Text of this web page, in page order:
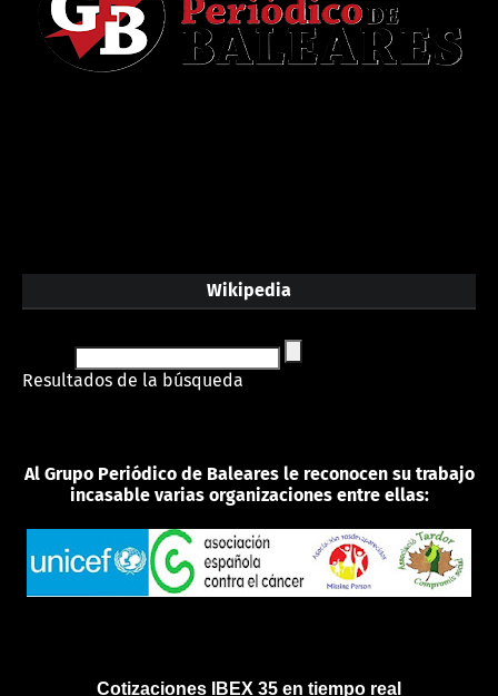
Wikipedia
Resultados de la búsqueda
Al Grupo Periódico de Baleares le reconocen su trabajo
incasable varias organizaciones entre ellas:
Cotizaciones IBEX 35 en tiempo real